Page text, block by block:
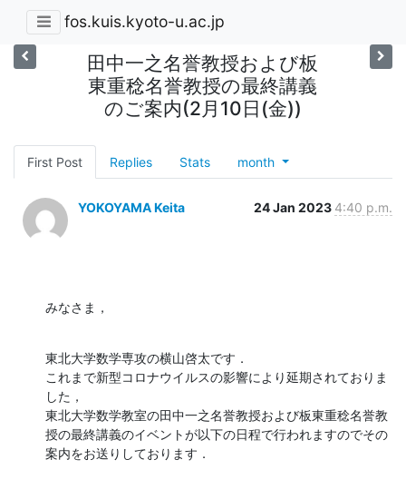
fos.kuis.kyoto-u.ac.jp
田中一之名誉教授および板
東重稔名誉教授の最終講義
のご案内(2月10日(金))
First Post Replies Stats month
YOKOYAMA Keita 24 Jan 2023 4:40 p.m.
みなさま，
東北大学数学専攻の横山啓太です．
これまで新型コロナウイルスの影響により延期されておりま
した，
東北大学数学教室の田中一之名誉教授および板東重稔名誉教
授の最終講義のイベントが以下の日程で行われますのでその
案内をお送りしております．